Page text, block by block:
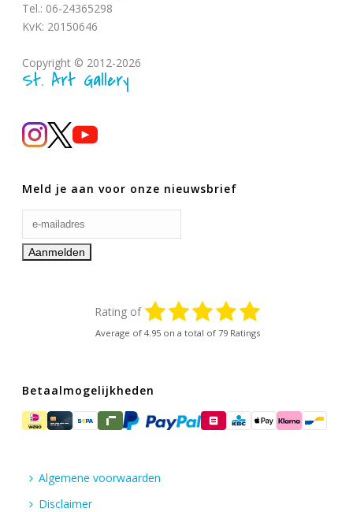
Tel.: 06-24365298
KvK: 20150646
Copyright © 2012-2026
St. Art Gallery
Meld je aan voor onze nieuwsbrief
Rating of
Average of 4.95 on a total of 79 Ratings
Betaalmogelijkheden
Algemene voorwaarden
Disclaimer